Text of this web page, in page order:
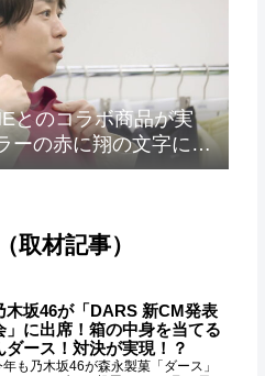
とのコラボ商品が実
ーの赤に翔の文字に着
取材記事）
木坂46が「DARS 新CM発表
」に出席！箱の中身を当てる
ダース！対決が実現！？
年も乃木坂46が森永製菓「ダース」